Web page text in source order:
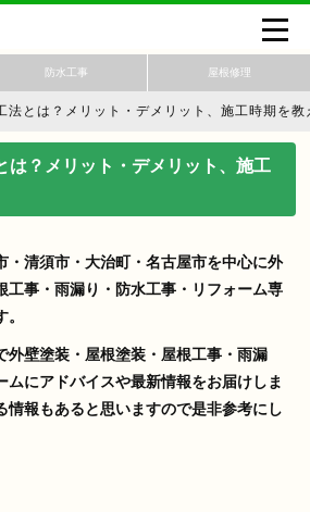
防水工事 屋根修理
とは？メリット・デメリット、施工時期を教
？メリット・デメリット、施工
・清須市・大治町・名古屋市を中心に外
工事・雨漏り・防水工事・リフォーム専
外壁塗装・屋根塗装・屋根工事・雨漏
ムにアドバイスや最新情報をお届けしま
情報もあると思いますので是非参考にし